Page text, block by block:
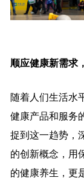
顺应健康新需求
随着人们生活水
健康产品和服务
捉到这一趋势，
的创新概念，用
的健康养生，更